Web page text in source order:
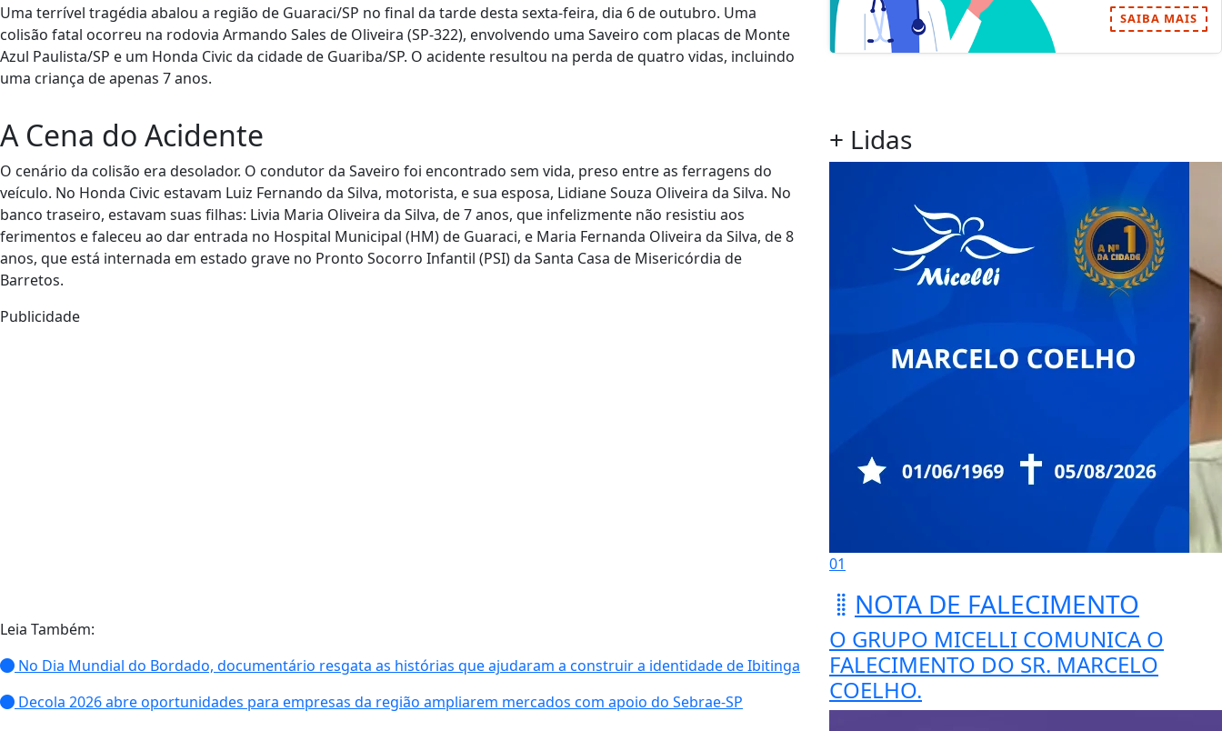
Uma terrível tragédia abalou a região de Guaraci/SP no final da tarde desta sexta-feira, dia 6 de outubro. Uma
colisão fatal ocorreu na rodovia Armando Sales de Oliveira (SP-322), envolvendo uma Saveiro com placas de Monte
Azul Paulista/SP e um Honda Civic da cidade de Guariba/SP. O acidente resultou na perda de quatro vidas, incluindo
uma criança de apenas 7 anos.
A Cena do Acidente
O cenário da colisão era desolador. O condutor da Saveiro foi encontrado sem vida, preso entre as ferragens do
veículo. No Honda Civic estavam Luiz Fernando da Silva, motorista, e sua esposa, Lidiane Souza Oliveira da Silva. No
banco traseiro, estavam suas filhas: Livia Maria Oliveira da Silva, de 7 anos, que infelizmente não resistiu aos
ferimentos e faleceu ao dar entrada no Hospital Municipal (HM) de Guaraci, e Maria Fernanda Oliveira da Silva, de 8
anos, que está internada em estado grave no Pronto Socorro Infantil (PSI) da Santa Casa de Misericórdia de
Barretos.
Publicidade
Leia Também:
No Dia Mundial do Bordado, documentário resgata as histórias que ajudaram a construir a identidade de Ibitinga
Decola 2026 abre oportunidades para empresas da região ampliarem mercados com apoio do Sebrae-SP
SAIBA MAIS
+ Lidas
01
NOTA DE FALECIMENTO
O GRUPO MICELLI COMUNICA O
FALECIMENTO DO SR. MARCELO
COELHO.